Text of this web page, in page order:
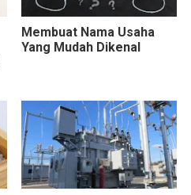
Membuat Nama Usaha
Yang Mudah Dikenal